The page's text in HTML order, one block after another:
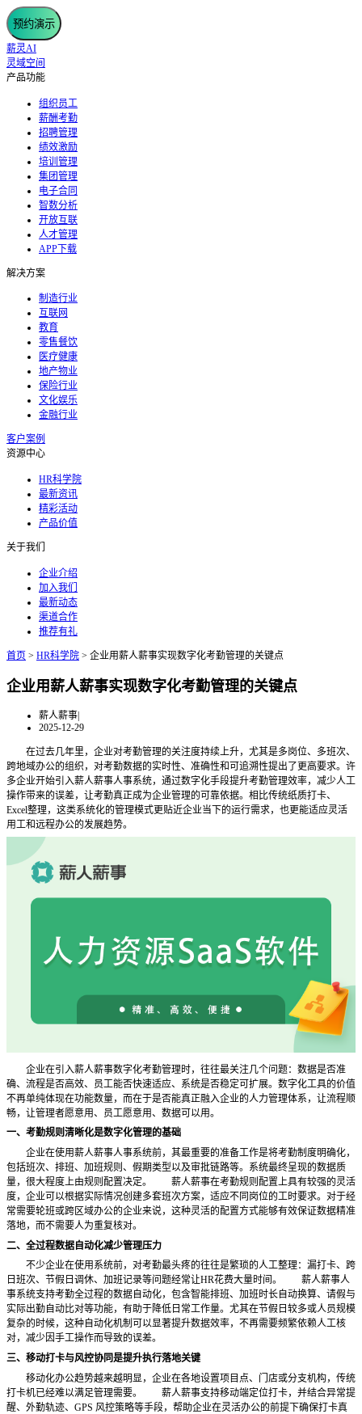
预约演示
薪灵AI
灵域空间
产品功能
组织员工
薪酬考勤
招聘管理
绩效激励
培训管理
集团管理
电子合同
智数分析
开放互联
人才管理
APP下载
解决方案
制造行业
互联网
教育
零售餐饮
医疗健康
地产物业
保险行业
文化娱乐
金融行业
客户案例
资源中心
HR科学院
最新资讯
精彩活动
产品价值
关于我们
企业介绍
加入我们
最新动态
渠道合作
推荐有礼
首页 > HR科学院 > 企业用薪人薪事实现数字化考勤管理的关键点
企业用薪人薪事实现数字化考勤管理的关键点
薪人薪事|
2025-12-29
在过去几年里，企业对考勤管理的关注度持续上升，尤其是多岗位、多班次、
跨地域办公的组织，对考勤数据的实时性、准确性和可追溯性提出了更高要求。许
多企业开始引入薪人薪事人事系统，通过数字化手段提升考勤管理效率，减少人工
操作带来的误差，让考勤真正成为企业管理的可靠依据。相比传统纸质打卡、
Excel整理，这类系统化的管理模式更贴近企业当下的运行需求，也更能适应灵活
用工和远程办公的发展趋势。
企业在引入薪人薪事数字化考勤管理时，往往最关注几个问题：数据是否准
确、流程是否高效、员工能否快速适应、系统是否稳定可扩展。数字化工具的价值
不再单纯体现在功能数量，而在于是否能真正融入企业的人力管理体系，让流程顺
畅，让管理者愿意用、员工愿意用、数据可以用。
一、考勤规则清晰化是数字化管理的基础
企业在使用薪人薪事人事系统前，其最重要的准备工作是将考勤制度明确化，
包括班次、排班、加班规则、假期类型以及审批链路等。系统最终呈现的数据质
量，很大程度上由规则配置决定。
薪人薪事在考勤规则配置上具有较强的灵活
度，企业可以根据实际情况创建多套班次方案，适应不同岗位的工时要求。对于经
常需要轮班或跨区域办公的企业来说，这种灵活的配置方式能够有效保证数据精准
落地，而不需要人为重复核对。
二、全过程数据自动化减少管理压力
不少企业在使用系统前，对考勤最头疼的往往是繁琐的人工整理：漏打卡、跨
日班次、节假日调休、加班记录等问题经常让HR花费大量时间。
薪人薪事人
事系统支持考勤全过程的数据自动化，包含智能排班、加班时长自动换算、请假与
实际出勤自动比对等功能，有助于降低日常工作量。尤其在节假日较多或人员规模
复杂的时候，这种自动化机制可以显著提升数据效率，不再需要频繁依赖人工核
对，减少因手工操作而导致的误差。
三、移动打卡与风控协同是提升执行落地关键
移动化办公趋势越来越明显，企业在各地设置项目点、门店或分支机构，传统
打卡机已经难以满足管理需要。
薪人薪事支持移动端定位打卡，并结合异常提
醒、外勤轨迹、 GPS 风控策略等手段，帮助企业在灵活办公的前提下确保打卡真